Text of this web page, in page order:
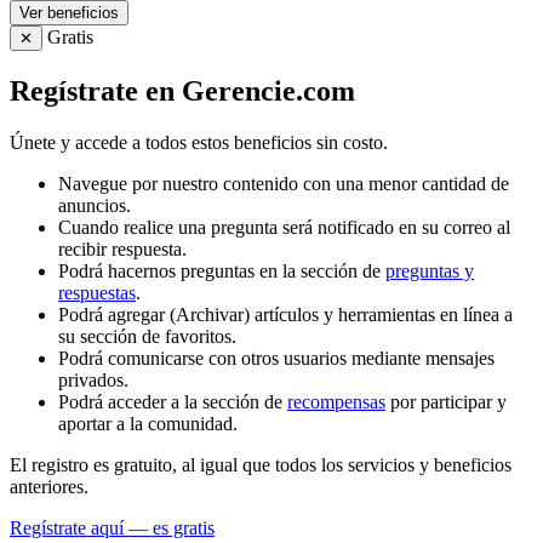
Ver beneficios
✕
Gratis
Regístrate en Gerencie.com
Únete y accede a todos estos beneficios sin costo.
Navegue por nuestro contenido con una menor cantidad de
anuncios.
Cuando realice una pregunta será notificado en su correo al
recibir respuesta.
Podrá hacernos preguntas en la sección de preguntas y
respuestas.
Podrá agregar (Archivar) artículos y herramientas en línea a
su sección de favoritos.
Podrá comunicarse con otros usuarios mediante mensajes
privados.
Podrá acceder a la sección de recompensas por participar y
aportar a la comunidad.
El registro es gratuito, al igual que todos los servicios y beneficios
anteriores.
Regístrate aquí — es gratis